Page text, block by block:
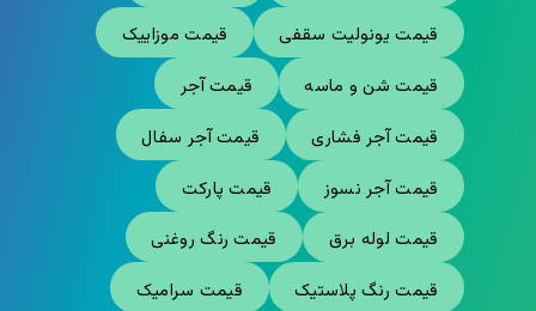
قیمت یونولیت سقفی
قیمت موزاییک
قیمت شن و ماسه
قیمت آجر
قیمت آجر فشاری
قیمت آجر سفال
قیمت آجر نسوز
قیمت پارکت
قیمت لوله برق
قیمت رنگ روغنی
قیمت رنگ پلاستیک
قیمت سرامیک